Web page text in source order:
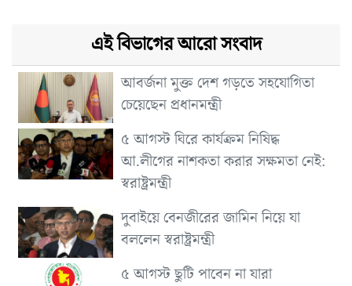
এই বিভাগের আরো সংবাদ
আবর্জনা মুক্ত দেশ গড়তে সহযোগিতা
চেয়েছেন প্রধানমন্ত্রী
৫ আগস্ট ঘিরে কার্যক্রম নিষিদ্ধ
আ.লীগের নাশকতা করার সক্ষমতা নেই:
স্বরাষ্ট্রমন্ত্রী
দুবাইয়ে বেনজীরের জামিন নিয়ে যা
বললেন স্বরাষ্ট্রমন্ত্রী
৫ আগস্ট ছুটি পাবেন না যারা